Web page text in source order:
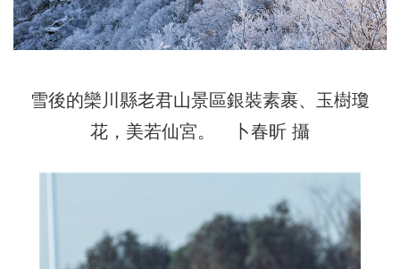
雪後的欒川縣老君山景區銀裝素裹、玉樹瓊
花，美若仙宮。 卜春昕 攝